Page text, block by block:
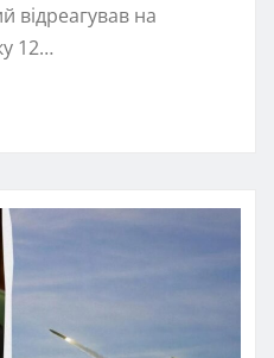
відреагував на
12…